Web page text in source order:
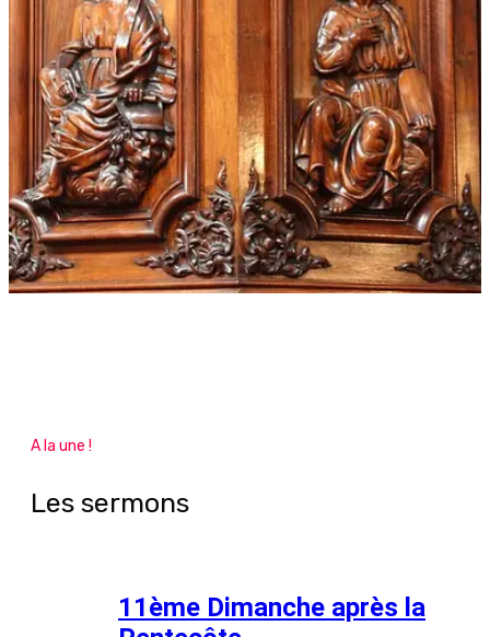
A la une !
Les sermons
11ème Dimanche après la